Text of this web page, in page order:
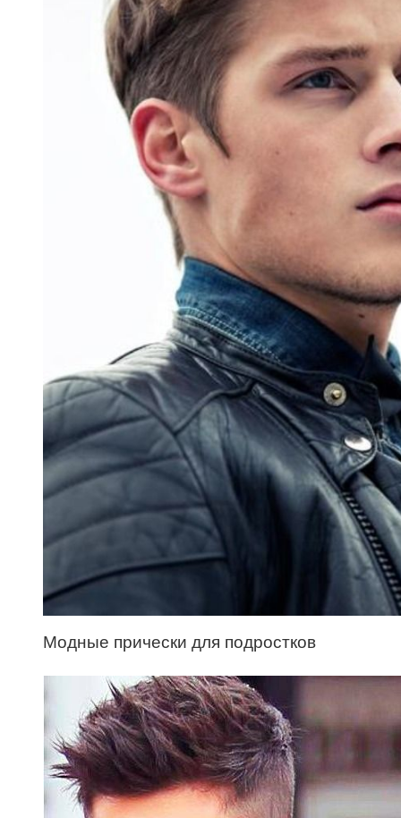
Модные прически для подростков